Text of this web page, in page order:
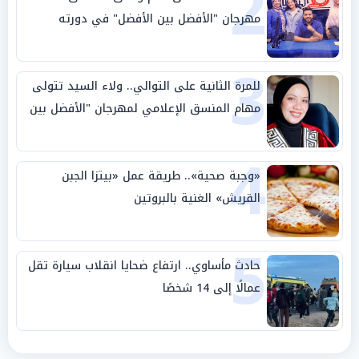
مهرجان "الأفضل بين الأفضل" في دورته
الخامسة
3
للمرة الثانية على التوالي.. ولاء السيد تتولى
مهام المنسق الإعلامي لمهرجان "الأفضل بين
الأفضل" في دورته الخامسة
4
«وجبة صحية».. طريقة عمل «بيتزا الجبن
القريش» الغنية بالبروتين
5
حادث مأساوي.. ارتفاع ضحايا انقلاب سيارة تقل
عمالًا إلى 14 شخصًا